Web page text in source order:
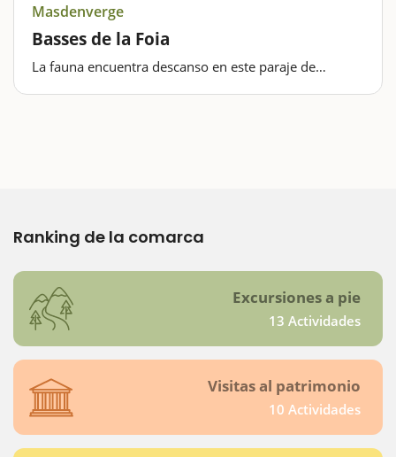
Masdenverge
Basses de la Foia
La fauna encuentra descanso en este paraje de
Ranking de la comarca
Excursiones a pie
13 Actividades
Visitas al patrimonio
10 Actividades